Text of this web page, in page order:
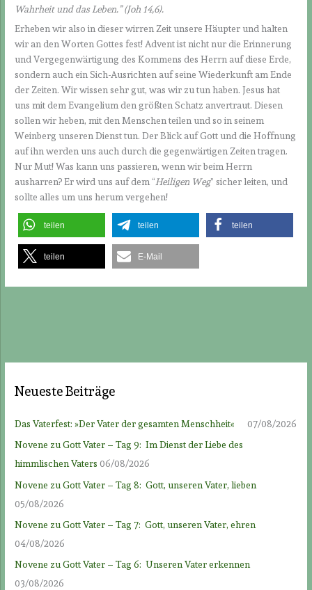
Wahrheit und das Leben.” (Joh 14,6).
Erheben wir also in dieser wirren Zeit unsere Häupter und halten
wir an den Worten Gottes fest! Advent ist nicht nur die Erinnerung
und Vergegenwärtigung des Kommens des Herrn auf diese Erde,
sondern auch ein Sich-Ausrichten auf seine Wiederkunft am Ende
der Zeiten. Wir wissen sehr gut, was wir zu tun haben. Jesus hat
uns mit dem Evangelium den größten Schatz anvertraut. Diesen
sollen wir heben, mit den Menschen teilen und so in seinem
Weinberg unseren Dienst tun. Der Blick auf Gott und die Hoffnung
auf ihn werden uns auch durch die gegenwärtigen Zeiten tragen.
Nur Mut! Was kann uns passieren, wenn wir beim Herrn
ausharren? Er wird uns auf dem “Heiligen Weg” sicher leiten, und
sollte alles um uns herum vergehen!
teilen teilen teilen
teilen E-Mail
Neueste Beiträge
Das Vaterfest: »Der Vater der gesamten Menschheit«
07/08/2026
Novene zu Gott Vater – Tag 9: Im Dienst der Liebe des
himmlischen Vaters 06/08/2026
Novene zu Gott Vater – Tag 8: Gott, unseren Vater, lieben
05/08/2026
Novene zu Gott Vater – Tag 7: Gott, unseren Vater, ehren
04/08/2026
Novene zu Gott Vater – Tag 6: Unseren Vater erkennen
03/08/2026